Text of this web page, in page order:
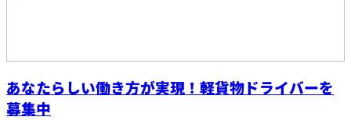
あなたらしい働き方が実現！軽貨物ドライバーを
募集中